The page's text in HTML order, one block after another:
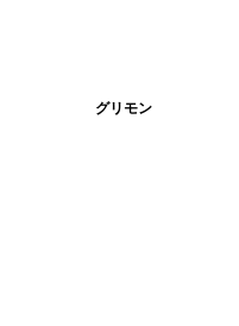
グリモン